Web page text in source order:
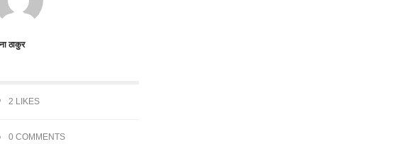
ठाकुर
2 LIKES
0 COMMENTS